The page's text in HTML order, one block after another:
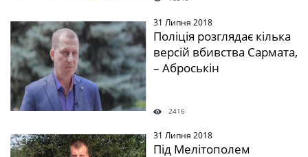
" /> 31 Липня 2018
Поліція розглядає кілька
версій вбивства Сармата,
– Аброськін
2416
" /> 31 Липня 2018
Під Мелітополем